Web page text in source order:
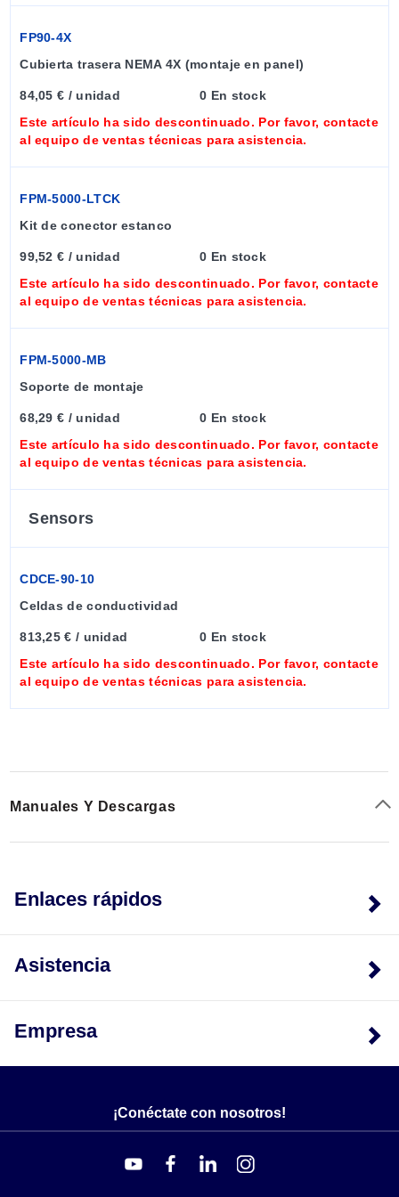
Calificaciones máximas de voltaje:5A @ 30 Vdc o
5A @ 250 Vac
NEMA-4X/IP65 frontal y trasero con kit
opcional de cubierta trasera NEMA-4X
Materiales:Carcasa: PBT Ventana: policarbonato
recubierto de poliuretano Teclado: goma de silicona
CDCN-91: Aproximadamente 544 g (19.2 oz)
completas del producto para información técnica
adicional y una lista completa de todos los modelos
disponibles.
Consulte CDCE-90-001, CDCE-90-01, CDCE-90-1,
CDCE-90-10, CDCE-90-20 para una lista completa
FP90-4X
Cubierta trasera NEMA 4X (montaje en panel)
84,05 € / unidad
0 En stock
Este artículo ha sido descontinuado. Por favor, contacte
al equipo de ventas técnicas para asistencia.
FPM-5000-LTCK
Kit de conector estanco
99,52 € / unidad
0 En stock
Este artículo ha sido descontinuado. Por favor, contacte
al equipo de ventas técnicas para asistencia.
FPM-5000-MB
Soporte de montaje
68,29 € / unidad
0 En stock
Este artículo ha sido descontinuado. Por favor, contacte
al equipo de ventas técnicas para asistencia.
Sensors
CDCE-90-10
Celdas de conductividad
813,25 € / unidad
0 En stock
Este artículo ha sido descontinuado. Por favor, contacte
al equipo de ventas técnicas para asistencia.
Manuales Y Descargas
Enlaces rápidos
Asistencia
Empresa
¡Conéctate con nosotros!